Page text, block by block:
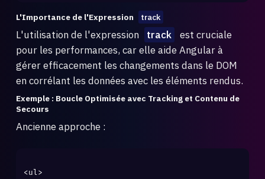
L'Importance de l'Expression track
L'utilisation de l'expression track
est cruciale
pour les performances, car elle aide Angular à
gérer efficacement les changements dans le DOM
en corrélant les données avec les éléments rendus.
Exemple : Boucle Optimisée avec Tracking et Contenu de
Secours
Ancienne approche :
<ul>